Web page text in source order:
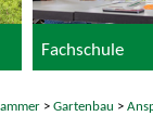
Fachschule
>Gartenbau >